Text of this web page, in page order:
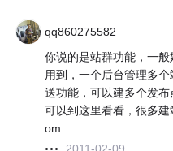
qq860275582
你说的是站群功能，一
用到，一个后台管理多
送功能，可以建多个发
可以到这里看看，很多
om